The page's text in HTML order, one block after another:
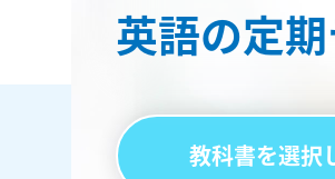
英語の定
教科書を選択